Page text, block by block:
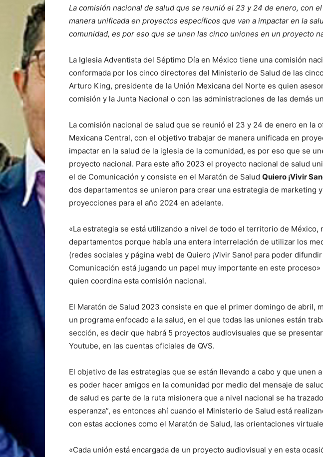
La comisión nacional de salud que se reunió el 23 y 24 de enero, con
manera unificada en proyectos específicos que van a impactar en la
comunidad, es por eso que se unen las cinco uniones en un proyecto
La Iglesia Adventista del Séptimo Día en México tiene una comisión
conformada por los cinco directores del Ministerio de Salud de las
Arturo King, presidente de la Unión Mexicana del Norte es quien
comisión y la Junta Nacional o con las administraciones de las demás
La comisión nacional de salud que se reunió el 23 y 24 de enero en la
Mexicana Central, con el objetivo trabajar de manera unificada en
impactar en la salud de la iglesia de la comunidad, es por eso que se
proyecto nacional. Para este año 2023 el proyecto nacional de salud
el de Comunicación y consiste en el Maratón de Salud Quiero ¡Vivir
dos departamentos se unieron para crear una estrategia de marketing
proyecciones para el año 2024 en adelante.
«La estrategia se está utilizando a nivel de todo el territorio de México,
departamentos porque había una entera interrelación de utilizar los
(redes sociales y página web) de Quiero ¡Vivir Sano! para poder
Comunicación está jugando un papel muy importante en este
quien coordina esta comisión nacional.
El Maratón de Salud 2023 consiste en que el primer domingo de abril,
un programa enfocado a la salud, en el que todas las uniones están
sección, es decir que habrá 5 proyectos audiovisuales que se
Youtube, en las cuentas oficiales de QVS.
El objetivo de las estrategias que se están llevando a cabo y que unen
es poder hacer amigos en la comunidad por medio del mensaje de
de salud es parte de la ruta misionera que a nivel nacional se ha
esperanza”, es entonces ahí cuando el Ministerio de Salud está
con estas acciones como el Maratón de Salud, las orientaciones
«Cada unión está encargada de un proyecto audiovisual y en esta